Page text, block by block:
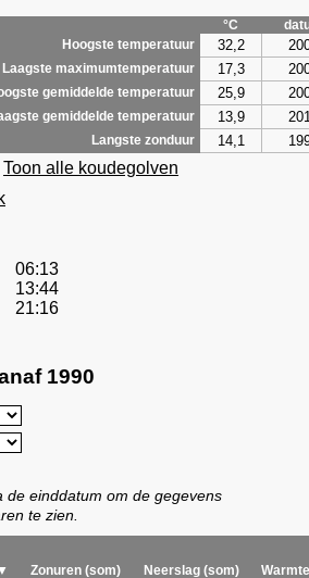
°C
Hoogste temperatuur
32,2
Laagste maximumtemperatuur 17,3
gemiddelde temperatuur 25,9
gemiddelde temperatuur 13,9
Langste zonduur 14,1
Toon alle koudegolven
06:13
13:44
21:16
1990
de einddatum om de gegevens
te zien.
Zonuren (som) Neerslag (som)